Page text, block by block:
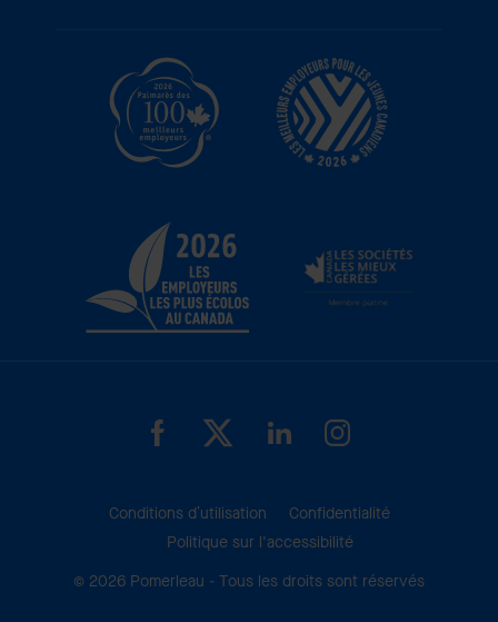
Conditions d’utilisation
Confidentialité
Politique sur l'accessibilité
© 2026 Pomerleau - Tous les droits sont réservés